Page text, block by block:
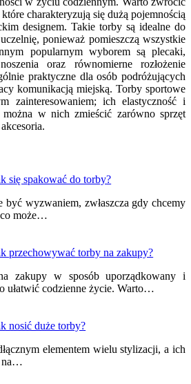
charakteryzują się dużą pojemnością
designem. Takie torby są idealne do
ponieważ pomieszczą wszystkie
popularnym wyborem są plecaki,
oraz równomierne rozłożenie
praktyczne dla osób podróżujących
komunikacją miejską. Torby sportowe
zainteresowaniem; ich elastyczność i
można w nich zmieścić zarówno sprzęt
się spakować do torby?
być wyzwaniem, zwłaszcza gdy chcemy
co może…
przechowywać torby na zakupy?
zakupy w sposób uporządkowany i
ułatwić codzienne życie. Warto…
nosić duże torby?
elementem wielu stylizacji, a ich
na…